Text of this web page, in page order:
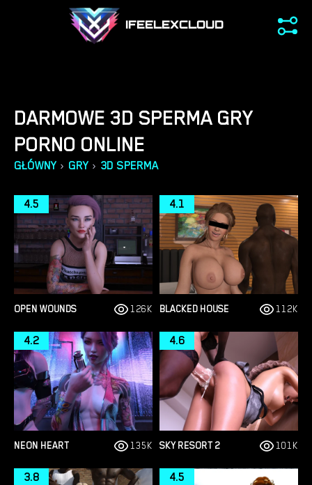
IFEELEXCLOUD
DARMOWE 3D SPERMA GRY
PORNO ONLINE
GŁÓWNY › GRY › 3D SPERMA
OPEN WOUNDS
4.5
126K BLACKED HOUSE
4.1
112K
NEON HEART
4.2
135K SKY RESORT 2
4.6
101K
3.8 4.5